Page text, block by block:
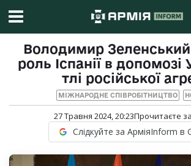
Володимир
роль Іспанії в допомозі
тлі російської
МІЖНАРОДНЕ СПІВРОБІТНИЦТВО
27 Травня 2024, 20:23Прочитаєте
Слідкуйте за АрміяInform в